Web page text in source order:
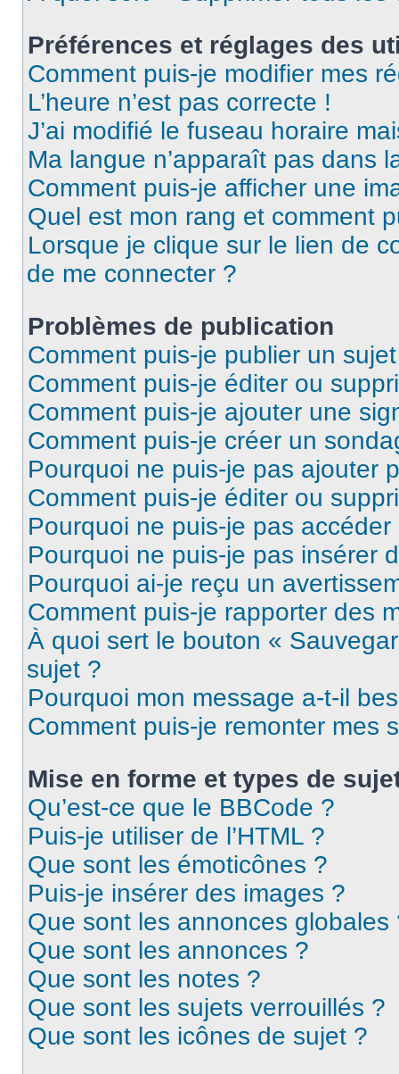
Préférences et réglages des
Comment puis-je modifier mes
L’heure n’est pas correcte !
J’ai modifié le fuseau horaire
Ma langue n’apparaît pas dans
Comment puis-je afficher une
Quel est mon rang et comment
Lorsque je clique sur le lien de
de me connecter ?
Problèmes de publication
Comment puis-je publier un
Comment puis-je éditer ou
Comment puis-je ajouter une
Comment puis-je créer un
Pourquoi ne puis-je pas ajouter
Comment puis-je éditer ou
Pourquoi ne puis-je pas
Pourquoi ne puis-je pas insérer
Pourquoi ai-je reçu un
Comment puis-je rapporter des
À quoi sert le bouton «
sujet ?
Pourquoi mon message a-t-il
Comment puis-je remonter mes
Mise en forme et types de
Qu’est-ce que le BBCode ?
Puis-je utiliser de l’HTML ?
Que sont les émoticônes ?
Puis-je insérer des images ?
Que sont les annonces globales
Que sont les annonces ?
Que sont les notes ?
Que sont les sujets verrouillés ?
Que sont les icônes de sujet ?